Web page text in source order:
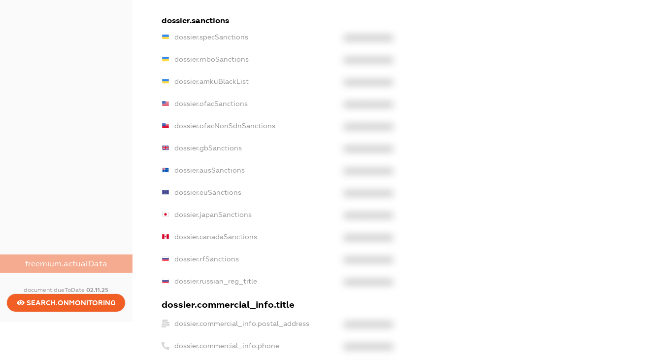
freemium.actualData
document.dueToDate02.11.25
SEARCH.ONMONITORING
dossier.sanctions
dossier.specSanctions
dossier.rnboSanctions
dossier.amkuBlackList
dossier.ofacSanctions
dossier.ofacNonSdnSanctions
dossier.gbSanctions
dossier.ausSanctions
dossier.euSanctions
dossier.japanSanctions
dossier.canadaSanctions
dossier.rfSanctions
dossier.russian_reg_title
dossier.commercial_info.title
dossier.commercial_info.postal_address
dossier.commercial_info.phone